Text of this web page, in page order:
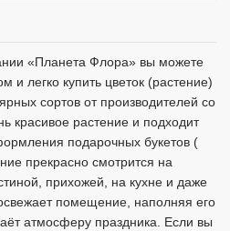
«Планета Флора» вы можете
и легко купить цветок (растение)
сортов от производителей со
красивое растение и подходит
подарочных букетов (
прекрасно смотрится на
прихожей, на кухне и даже
помещение, наполняя его
атмосферу праздника. Если вы